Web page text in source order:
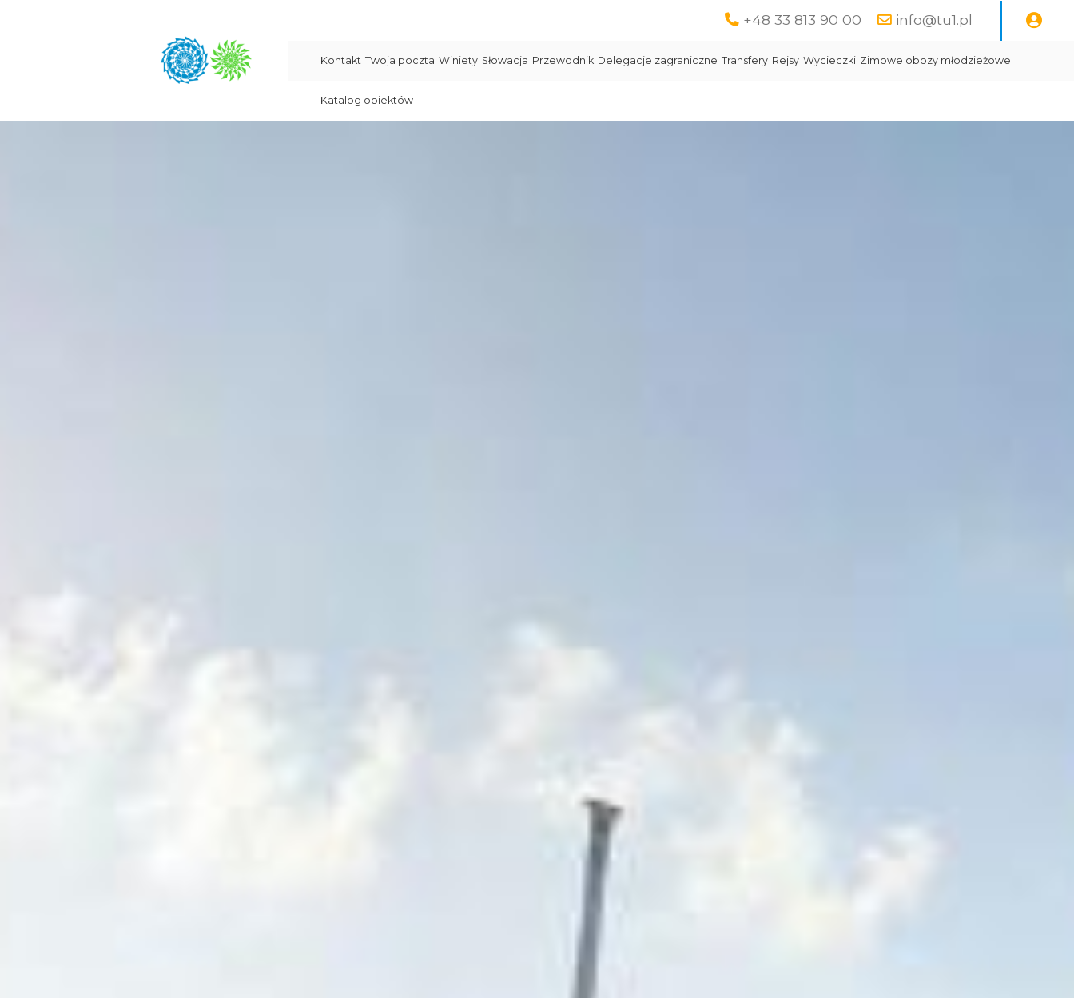
+48 33 813 90 00 info@tu1.pl
Kontakt Twoja poczta Winiety Słowacja Przewodnik Delegacje zagraniczne Transfery Rejsy Wycieczki Zimowe obozy młodzieżowe
Katalog obiektów